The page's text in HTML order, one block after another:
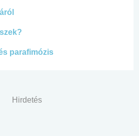
parafimózis
Hirdetés